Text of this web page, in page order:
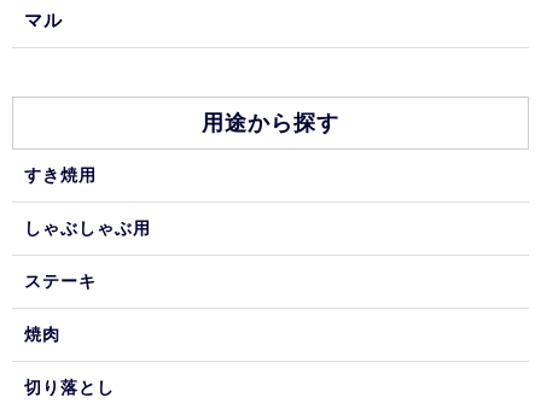
マル
用途から探す
すき焼用
しゃぶしゃぶ用
ステーキ
焼肉
切り落とし